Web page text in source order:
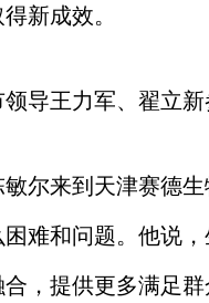
新成效。
领导王力军、翟立新
敏尔来到天津赛德
难和问题。他说
合 ， 提供更多满足